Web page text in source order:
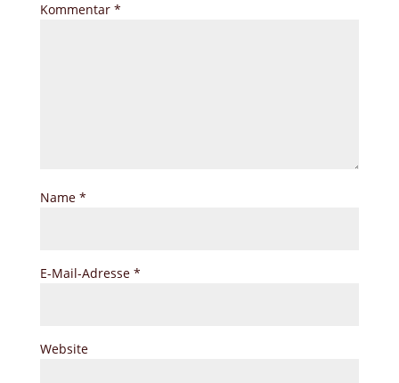
Kommentar *
Name *
E-Mail-Adresse *
Website